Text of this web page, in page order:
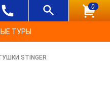
0
ТУРЫ
STINGER